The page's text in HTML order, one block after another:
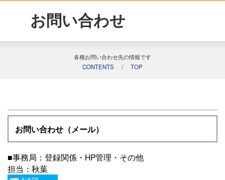
お問い合わせ
各種お問い合わせ先の情報です
CONTENTS / TOP
お問い合わせ（メール）
■事務局：登録関係・HP管理・その他
担当：秋葉